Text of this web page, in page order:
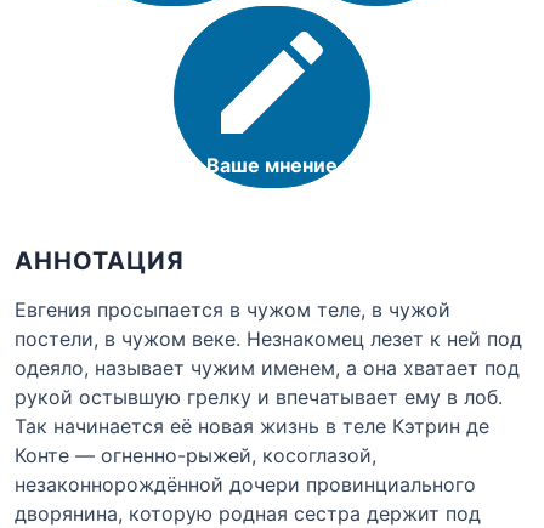
Ваше мнение
АННОТАЦИЯ
Евгения просыпается в чужом теле, в чужой
постели, в чужом веке. Незнакомец лезет к ней под
одеяло, называет чужим именем, а она хватает под
рукой остывшую грелку и впечатывает ему в лоб.
Так начинается её новая жизнь в теле Кэтрин де
Конте — огненно-рыжей, косоглазой,
незаконнорождённой дочери провинциального
дворянина, которую родная сестра держит под